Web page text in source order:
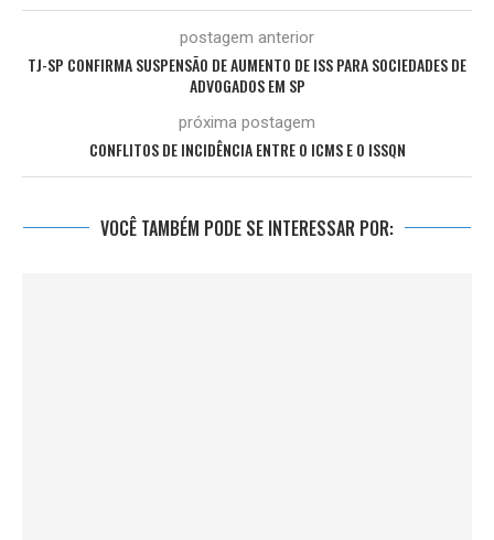
postagem anterior
TJ-SP CONFIRMA SUSPENSÃO DE AUMENTO DE ISS PARA SOCIEDADES DE
ADVOGADOS EM SP
próxima postagem
CONFLITOS DE INCIDÊNCIA ENTRE O ICMS E O ISSQN
VOCÊ TAMBÉM PODE SE INTERESSAR POR: